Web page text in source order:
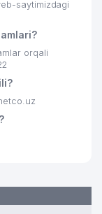
827 м
saytimizdagi
orqali